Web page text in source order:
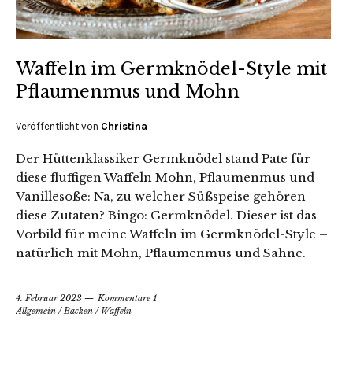
Waffeln im Germknödel-Style mit
Pflaumenmus und Mohn
Veröffentlicht von Christina
Der Hüttenklassiker Germknödel stand Pate für
diese fluffigen Waffeln Mohn, Pflaumenmus und
Vanillesoße: Na, zu welcher Süßspeise gehören
diese Zutaten? Bingo: Germknödel. Dieser ist das
Vorbild für meine Waffeln im Germknödel-Style –
natürlich mit Mohn, Pflaumenmus und Sahne.
4. Februar 2023
Kommentare 1
Allgemein /Backen / Waffeln